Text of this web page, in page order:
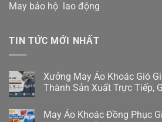
May bảo hộ lao động
TIN TỨC MỚI NHẤT
Xưởng May Áo Khoác Gió
Thành Sản Xuất Trực Tiếp,
May Áo Khoác Đồng Phục